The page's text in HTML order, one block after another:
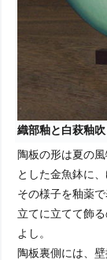
織部釉と白萩釉
陶板の形は夏の
とした金魚鉢に
その様子を釉薬
立てに立てて飾
よし。
陶板裏側には、